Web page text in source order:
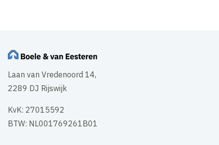
Laan van Vredenoord 14,
2289 DJ Rijswijk
KvK: 27015592
BTW: NL001769261B01